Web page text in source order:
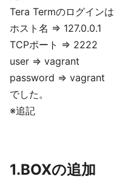
Tera Termのログインは
ホスト名 => 127.0.0.1
TCPポート => 2222
user => vagrant
password => vagrant
でした。
※追記
1.BOXの追加